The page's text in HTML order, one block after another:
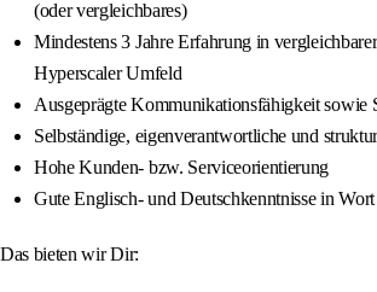
(oder vergleichbares)
Mindestens 3 Jahre Erfahrung in
Hyperscaler Umfeld
Ausgeprägte Kommunikationsfähigkeit sowie
Selbständige, eigenverantwortliche und
Hohe Kunden- bzw. Serviceorientierung
Gute Englisch- und Deutschkenntnisse in
Das bieten wir Dir: